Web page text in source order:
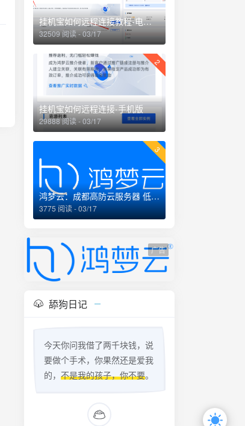
挂机宝如何远程连接教程-电脑版
32509 阅读 - 03/17
2
挂机宝如何远程连接-手机版
29888 阅读 - 03/17
3
鸿梦云：成都高防云服务器 低至99元/月 企业经营
3775 阅读 - 03/17
广告
舔狗日记
今天你问我借了两千块钱，说
要做个手术，你果然还是爱我
的， 不是我的孩子，你不要。